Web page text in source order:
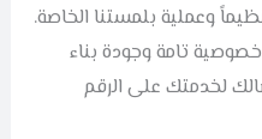
وعملية بلمستنا الخاصة.
تامة وجودة بناء
لخدمتك على الرقم